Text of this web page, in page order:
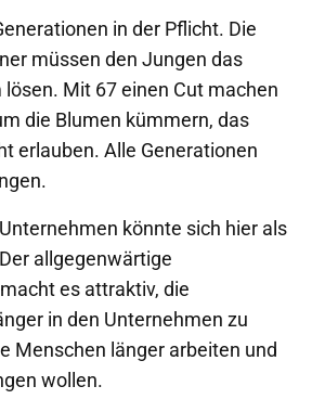
in der Pflicht. Die
müssen den Jungen das
Mit 67 einen Cut machen
die Blumen kümmern, das
erlauben. Alle Generationen
könnte sich hier als
allgegenwärtige
es attraktiv, die
in den Unternehmen zu
Menschen länger arbeiten und
wollen.